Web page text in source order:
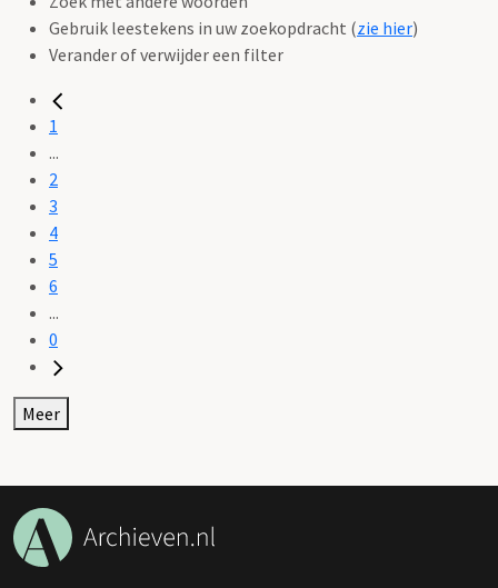
Gebruik leestekens in uw zoekopdracht (zie hier)
Verander of verwijder een filter
1
...
2
3
4
5
6
...
0
Meer